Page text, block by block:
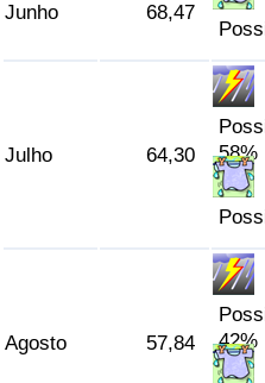
Junho 68,47
Julho 64,30
58%
Agosto 57,84
42%
Indicador de Trânsito por